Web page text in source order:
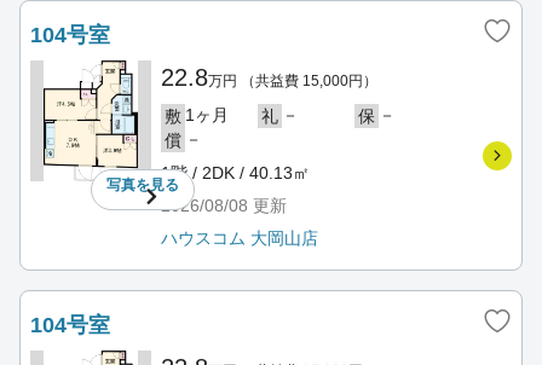
104号室
写真を見る
22.8万円 （共益費 15,000円）
敷 1ヶ月 礼 － 保 －
償 －
1階 / 2DK / 40.13㎡
2026/08/08 更新
ハウスコム 大岡山店
104号室